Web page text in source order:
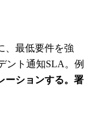
、最低要件を強
ント通知SLA。例
ーションする。署